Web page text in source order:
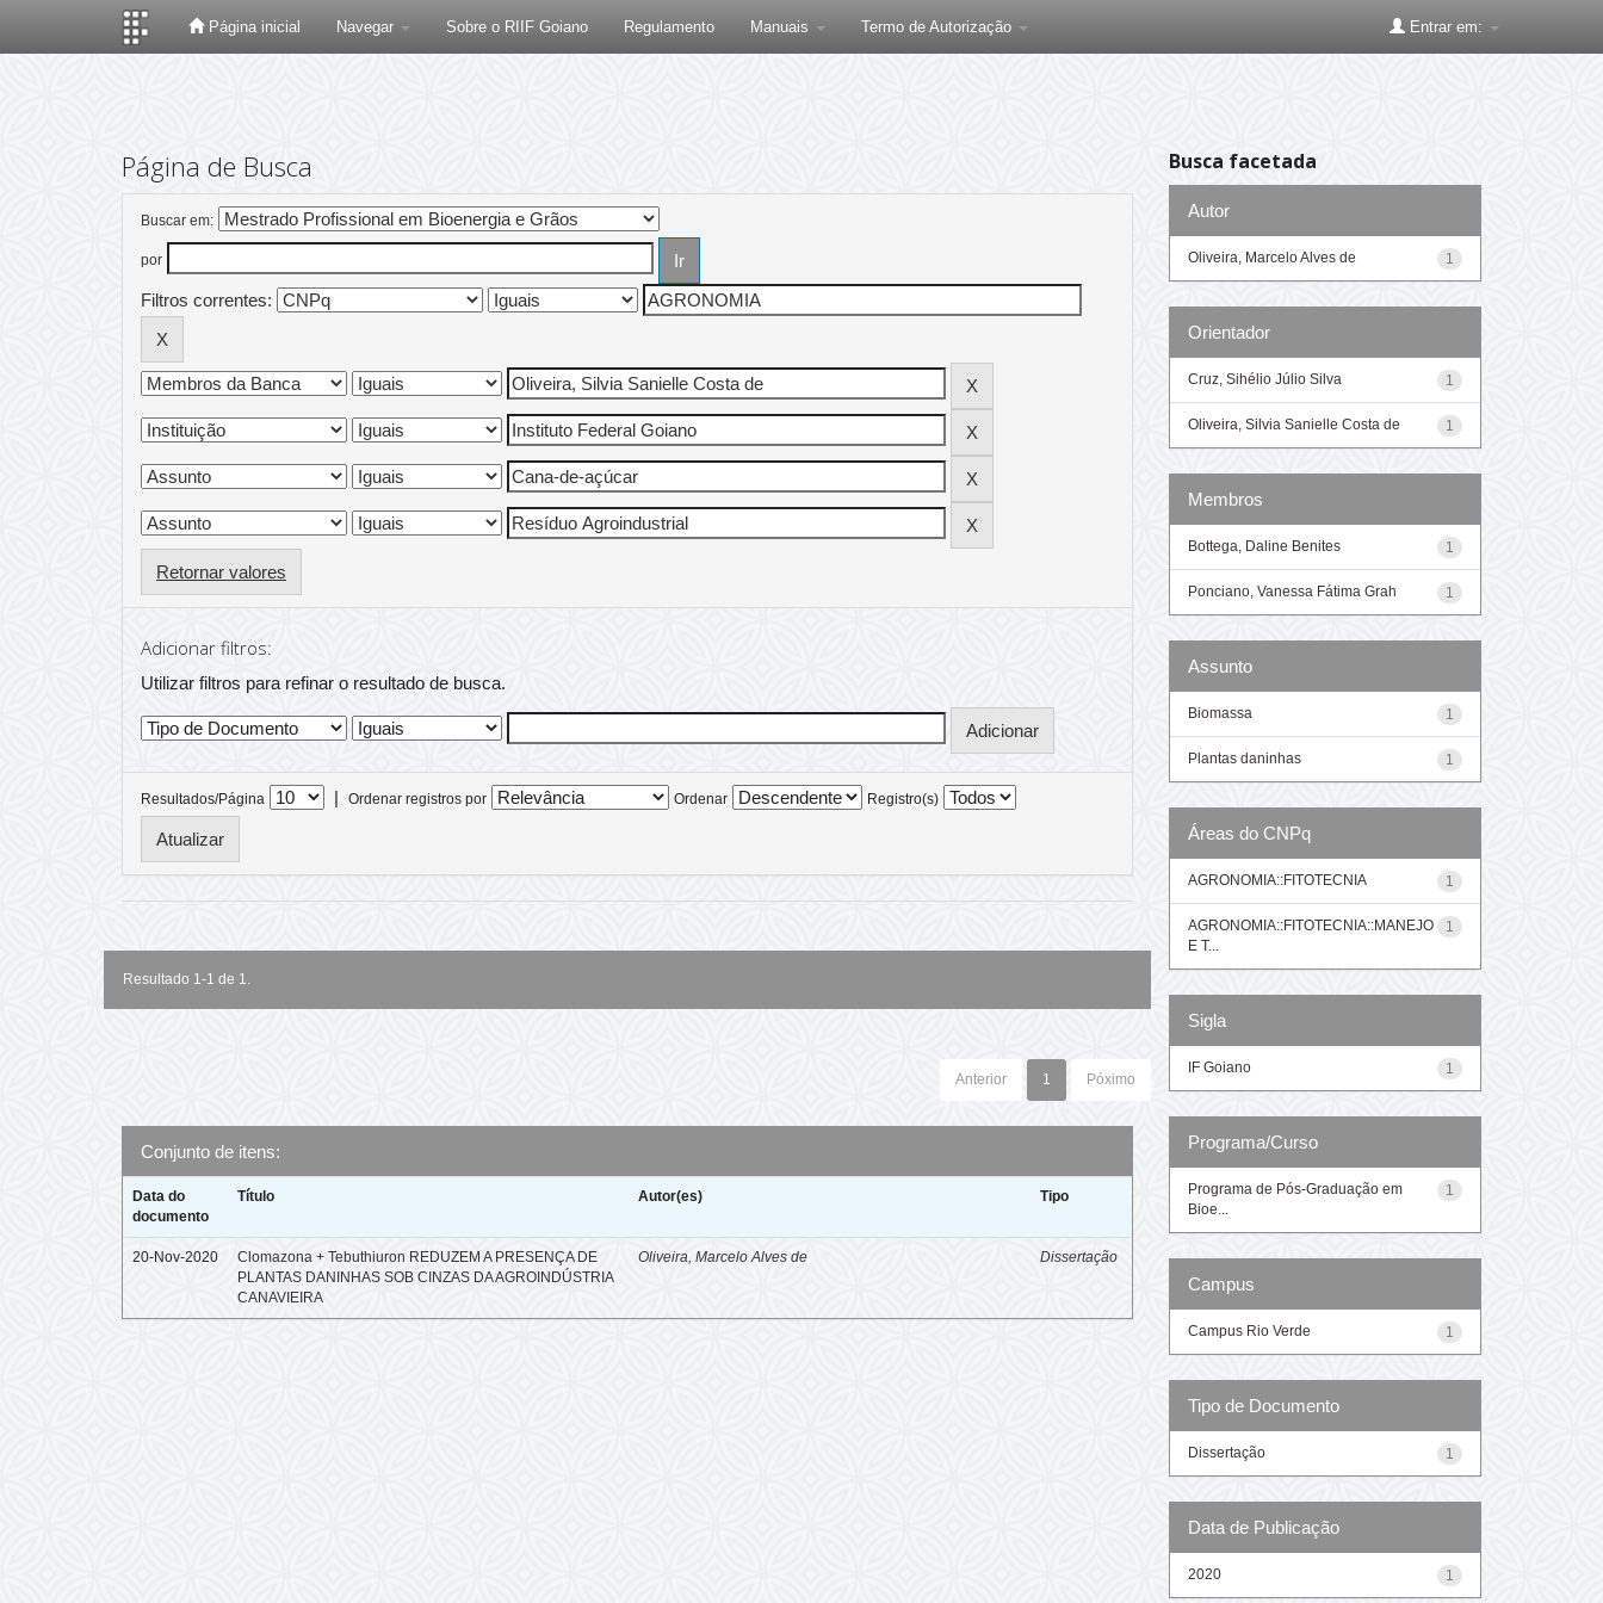
Página inicial Navegar Sobre o RIIF Goiano Regulamento Manuais Termo de Autorização Entrar em:
Página de Busca
Buscar em:
por
Filtros correntes:
Retornar valores
Adicionar filtros:
Utilizar filtros para refinar o resultado de busca.
Resultados/Página | Ordenar registros por Ordenar Registro(s)
Resultado 1-1 de 1.
Anterior 1 Póximo
Conjunto de itens:
Data do
documento
Título Autor(es) Tipo
20-Nov-2020
Clomazona + Tebuthiuron REDUZEM A PRESENÇA DE
PLANTAS DANINHAS SOB CINZAS DA AGROINDÚSTRIA
CANAVIEIRA
Oliveira, Marcelo Alves de Dissertação
Busca facetada
Autor
1
Oliveira, Marcelo Alves de
Orientador
1
Cruz, Sihélio Júlio Silva
1
Oliveira, Silvia Sanielle Costa de
Membros
1
Bottega, Daline Benites
1
Ponciano, Vanessa Fátima Grah
Assunto
1
Biomassa
1
Plantas daninhas
Áreas do CNPq
1
AGRONOMIA::FITOTECNIA
1
AGRONOMIA::FITOTECNIA::MANEJO
E T...
Sigla
1
IF Goiano
Programa/Curso
1
Programa de Pós-Graduação em
Bioe...
Campus
1
Campus Rio Verde
Tipo de Documento
1
Dissertação
Data de Publicação
1
2020